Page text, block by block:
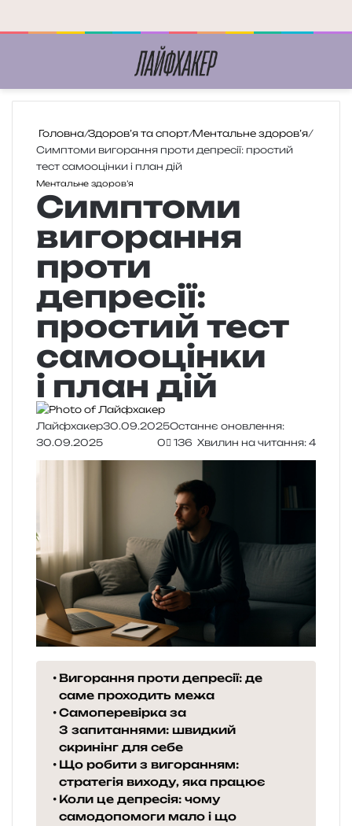
Головна/Здоров’я та спорт/Ментальне здоров’я/
Симптоми вигорання проти депресії: простий
тест самооцінки і план дій
Ментальне здоров’я
Симптоми
вигорання
проти
депресії:
простий тест
самооцінки
і план дій
Лайфхакер30.09.2025Останнє оновлення:
30.09.2025
0 136 Хвилин на читання: 4
Вигорання проти депресії: де
саме проходить межа
Самоперевірка за
3 запитаннями: швидкий
скринінг для себе
Що робити з вигоранням:
стратегія виходу, яка працює
Коли це депресія: чому
самодопомоги мало і що